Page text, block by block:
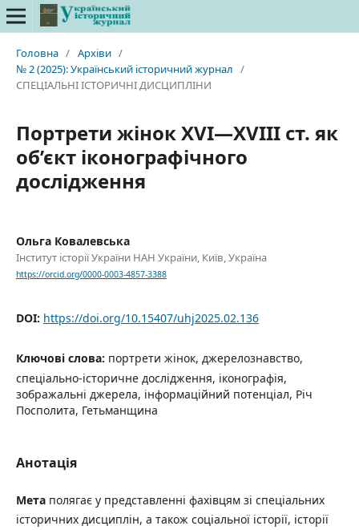
Головна / Архіви /
№ 2 (2025): Український історичний журнал /
СПЕЦІАЛЬНІ ІСТОРИЧНІ ДИСЦИПЛІНИ
Портрети жінок XVI—XVIII ст. як
об’єкт іконографічного
дослідження
Ольга Ковалевська
Інститут історії України НАН України, Київ, Україна
https://orcid.org/0000-0003-4857-3388
DOI: https://doi.org/10.15407/uhj2025.02.136
Ключові слова: портрети жінок, джерелознавство,
спеціально-історичне дослідження, іконографія,
зображальні джерела, інформаційний потенціал, Річ
Посполита, Гетьманщина
Анотація
Метаполягає у представленні фахівцям зі спеціальних
історичних дисциплін, а також соціальної історії, історії